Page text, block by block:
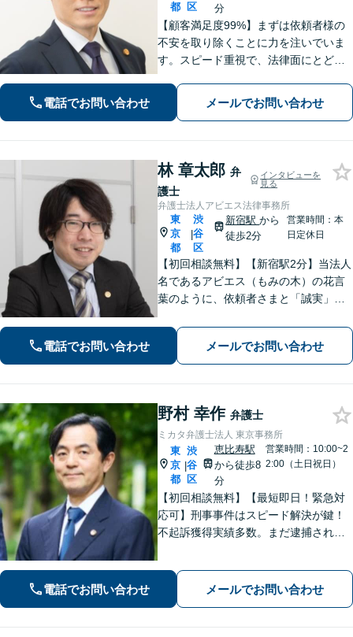
都
区
分
【顧客満足度99%】まずは依頼者様の
不安を取り除くことに力を注いでいま
す。スピード重視で、法律面にとどま
刑事事件・離婚問題、不動産トラブ
ル、相続などお悩みのことはぜひご相
電話でお問い合わせ メールでお問い合わせ
林 章太郎 弁
護士
インタビューを
見る
弁護士法人アビエス法律事務所
東
京
都
|
渋
谷
区
新宿駅から
徒歩2分
営業時間：本
日定休日
【初回相談無料】【新宿駅2分】当法人
名であるアビエス（もみの木）の花言
葉のように、依頼者さまと「誠実」に
解決をご提案」丁寧にお話を伺い、借
金の理由や現在の状況を丁寧にお聞き
するので、ぜひお気軽にご相談くださ
い。
電話でお問い合わせ メールでお問い合わせ
野村 幸作 弁護士
ミカタ弁護士法人 東京事務所
東
京
都
|
渋
谷
区
恵比寿駅
から徒歩8
分
営業時間：10:00~2
2:00（土日祝日）
【初回相談無料】【最短即日！緊急対
応可】刑事事件はスピード解決が鍵！
不起訴獲得実績多数。まだ逮捕されて
で電話受付中！【恵比寿駅8分】【休
日・夜間対応】
電話でお問い合わせ メールでお問い合わせ